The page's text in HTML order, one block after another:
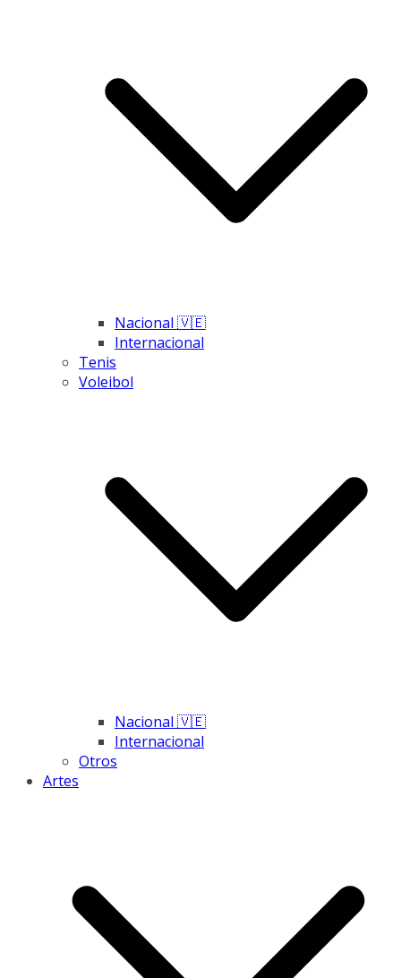
Nacional 🇻🇪
Internacional
Tenis
Voleibol
Nacional 🇻🇪
Internacional
Otros
Artes